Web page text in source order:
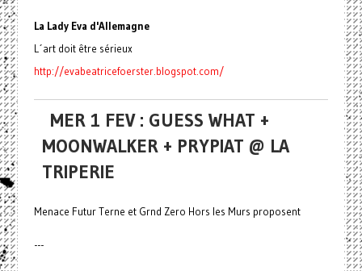
La Lady Eva d'Allemagne
L´art doit être sérieux
http://evabeatricefoerster.blogspot.com/
MER 1 FEV : GUESS WHAT +
MOONWALKER + PRYPIAT @ LA
TRIPERIE
Menace Futur Terne et Grnd Zero Hors les Murs proposent
---